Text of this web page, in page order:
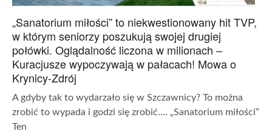
„Sanatorium miłości” to niekwestionowany hit TVP,
w którym seniorzy poszukują swojej drugiej
połówki. Oglądalność liczona w milionach –
Kuracjusze wypoczywają w pałacach! Mowa o
Krynicy-Zdrój
A gdyby tak to wydarzało się w Szczawnicy? To można
zrobić to wypada i godzi się zrobić…. „Sanatorium miłości”
Ten